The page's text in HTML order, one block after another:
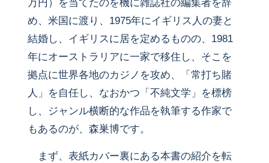
万円）を当てたのを機に雑誌社の編集者を辞
め、米国に渡り、1975年にイギリス人の妻と
結婚し、イギリスに居を定めるものの、1981
年にオーストラリアに一家で移住し、そこを
拠点に世界各地のカジノを攻め、「常打ち賭
人」を自任し、なおかつ「不純文学」を標榜
し、ジャンル横断的な作品を執筆する作家で
もあるのが、森巣博です。
まず、表紙カバー裏にある本書の紹介を転